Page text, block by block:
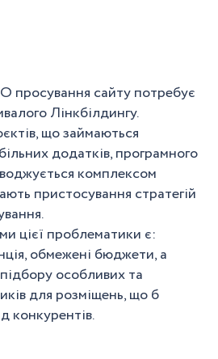
просування сайту потребує
Лінкбілдингу.
що займаються
додатків, програмного
комплексом
пристосування стратегій
цієї проблематики є:
обмежені бюджети, а
особливих та
для розміщень, що б
конкурентів.